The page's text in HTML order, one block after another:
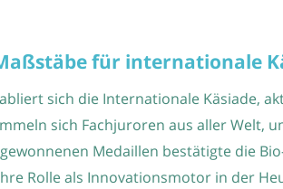
für internationale
sich die Internationale Käsiade,
sich Fachjuroren aus aller
Medaillen bestätigte die
Rolle als Innovationsmotor in der